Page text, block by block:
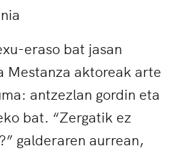
eraso bat jasan
Mestanza aktoreak arte
antzezlan gordin eta
bat. “Zergatik ez
galderaren aurrean,